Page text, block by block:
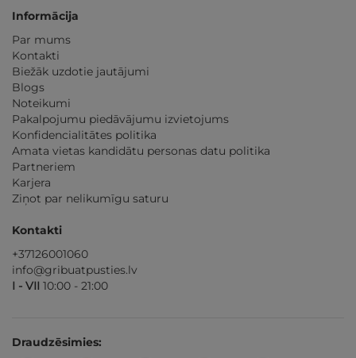
Informācija
Par mums
Kontakti
Biežāk uzdotie jautājumi
Blogs
Noteikumi
Pakalpojumu piedāvājumu izvietojums
Konfidencialitātes politika
Amata vietas kandidātu personas datu politika
Partneriem
Karjera
Ziņot par nelikumīgu saturu
Kontakti
+37126001060
info@gribuatpusties.lv
I - VII 10:00 - 21:00
Draudzēsimies: